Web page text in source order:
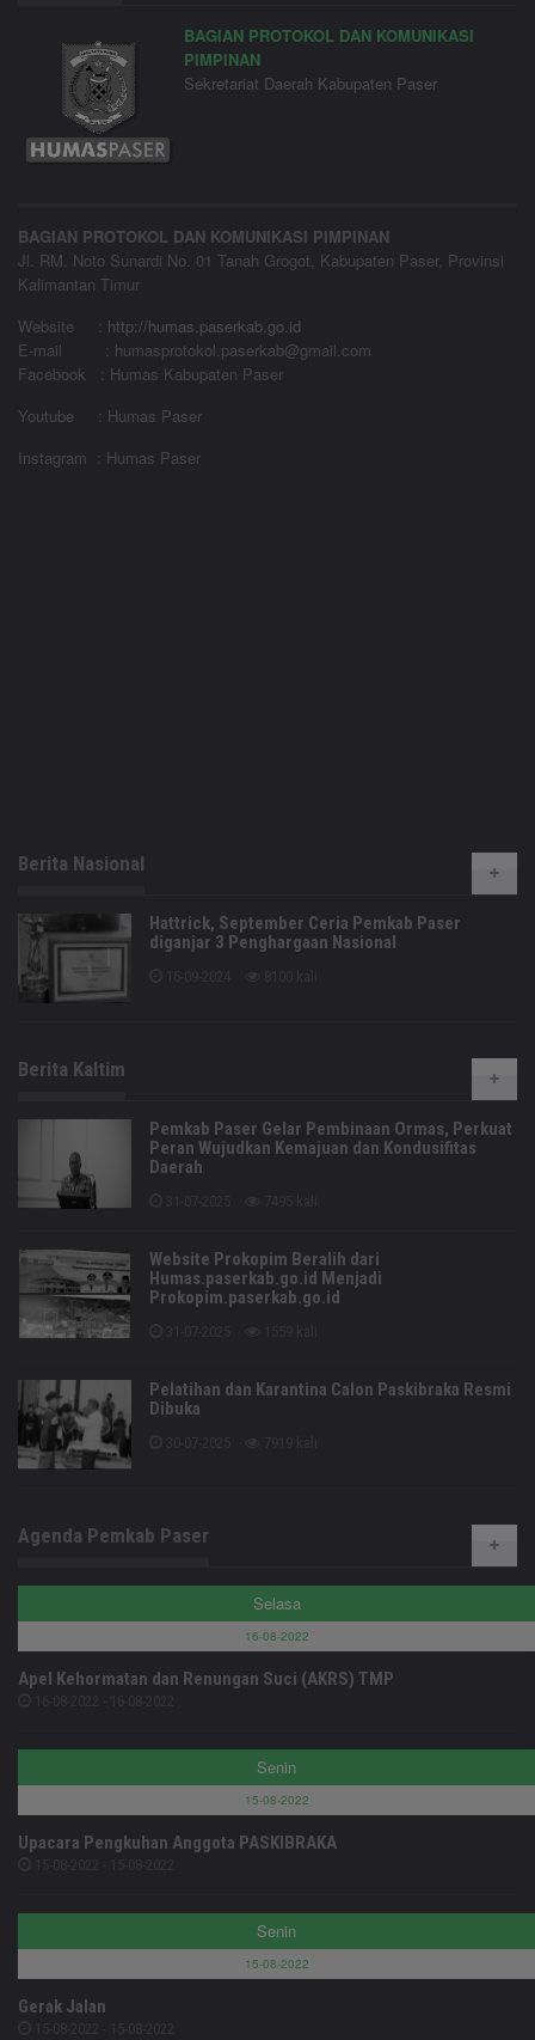
BAGIAN PROTOKOL DAN KOMUNIKASI
PIMPINAN
Sekretariat Daerah Kabupaten Paser
BAGIAN PROTOKOL DAN KOMUNIKASI PIMPINAN
Jl. RM. Noto Sunardi No. 01 Tanah Grogot, Kabupaten Paser, Provinsi
Kalimantan Timur
Website
: http://humas.paserkab.go.id
E-mail : humasprotokol.paserkab@gmail.com
Facebook : Humas Kabupaten Paser
Youtube : Humas Paser
Instagram : Humas Paser
Berita Nasional
Hattrick, September Ceria Pemkab Paser
diganjar 3 Penghargaan Nasional
Berita Kaltim
Pemkab Paser Gelar Pembinaan Ormas, Perkuat
Peran Wujudkan Kemajuan dan Kondusifitas
Daerah
Website Prokopim Beralih dari
Humas.paserkab.go.id Menjadi
Prokopim.paserkab.go.id
Pelatihan dan Karantina Calon Paskibraka Resmi
Dibuka
Agenda Pemkab Paser
Selasa
16-08-2022
Apel Kehormatan dan Renungan Suci (AKRS) TMP
Senin
15-08-2022
Upacara Pengkuhan Anggota PASKIBRAKA
Senin
15-08-2022
Gerak Jalan